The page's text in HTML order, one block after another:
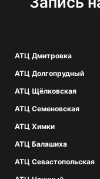
АТЦ Дмитровка
АТЦ Долгопрудный
АТЦ Щёлковская
АТЦ Семеновская
АТЦ Химки
АТЦ Балашиха
АТЦ Севастопольская